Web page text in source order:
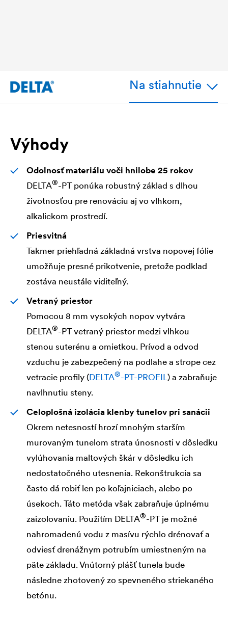
Na stiahnutie
Výhody
Odolnosť materiálu voči hnilobe 25 rokov
DELTA®-PT ponúka robustný základ s dlhou
životnosťou pre renováciu aj vo vlhkom,
alkalickom prostredí.
Priesvitná
Takmer priehľadná základná vrstva nopovej fólie
umožňuje presné prikotvenie, pretože podklad
zostáva neustále viditeľný.
Vetraný priestor
Pomocou 8 mm vysokých nopov vytvára
DELTA®-PT vetraný priestor medzi vlhkou
stenou suterénu a omietkou. Prívod a odvod
vzduchu je zabezpečený na podlahe a strope cez
vetracie profily (DELTA®-PT-PROFIL) a zabraňuje
navlhnutiu steny.
Celoplošná izolácia klenby tunelov pri sanácii
Okrem netesností hrozí mnohým starším
murovaným tunelom strata únosnosti v dôsledku
vylúhovania maltových škár v dôsledku ich
nedostatočného utesnenia. Rekonštrukcia sa
často dá robiť len po koľajniciach, alebo po
úsekoch. Táto metóda však zabraňuje úplnému
zaizolovaniu. Použitím DELTA®-PT je možné
nahromadenú vodu z masívu rýchlo drénovať a
odviesť drenážnym potrubím umiestneným na
päte základu. Vnútorný plášť tunela bude
následne zhotovený zo spevneného striekaného
betónu.